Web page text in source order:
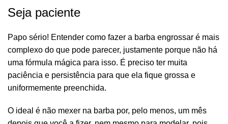
Seja paciente
Papo sério! Entender como fazer a barba engrossar é mais
complexo do que pode parecer, justamente porque não há
uma fórmula mágica para isso. É preciso ter muita
paciência e persistência para que ela fique grossa e
uniformemente preenchida.
O ideal é não mexer na barba por, pelo menos, um mês